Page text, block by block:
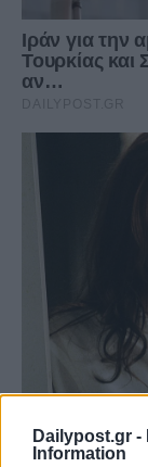
Dailypost.gr -
Information